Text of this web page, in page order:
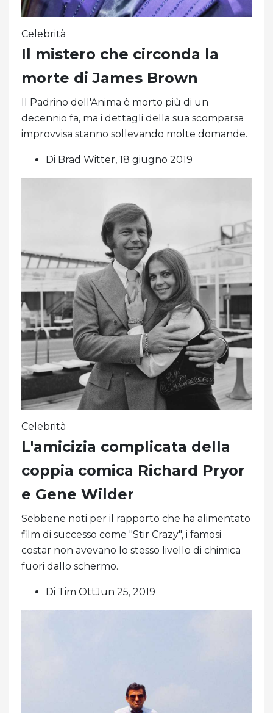
Celebrità
Il mistero che circonda la
morte di James Brown
Il Padrino dell'Anima è morto più di un
decennio fa, ma i dettagli della sua scomparsa
improvvisa stanno sollevando molte domande.
Di Brad Witter, 18 giugno 2019
Celebrità
L'amicizia complicata della
coppia comica Richard Pryor
e Gene Wilder
Sebbene noti per il rapporto che ha alimentato
film di successo come "Stir Crazy", i famosi
costar non avevano lo stesso livello di chimica
fuori dallo schermo.
Di Tim OttJun 25, 2019